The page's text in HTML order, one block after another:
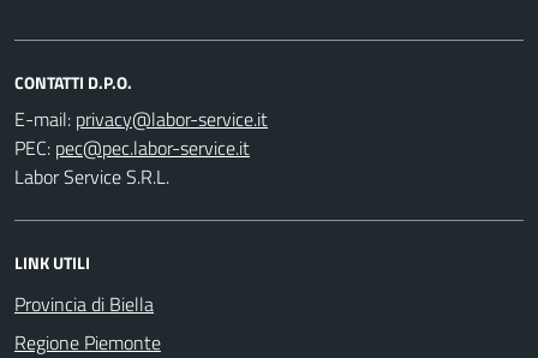
CONTATTI D.P.O.
E-mail:
PEC:
Labor Service S.R.L.
LINK UTILI
Provincia di Biella
Regione Piemonte